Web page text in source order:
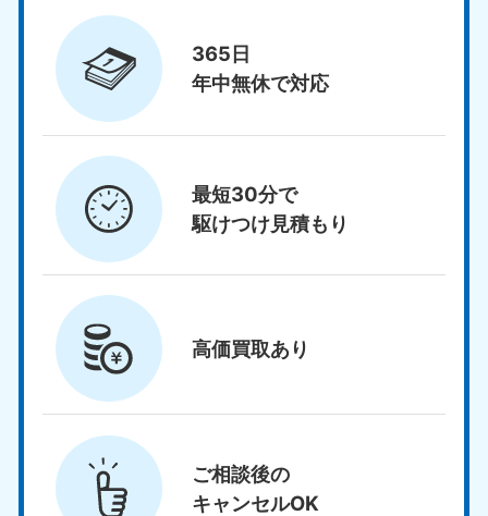
365日
年中無休で対応
最短30分で
駆けつけ見積もり
高価買取あり
ご相談後の
キャンセルOK